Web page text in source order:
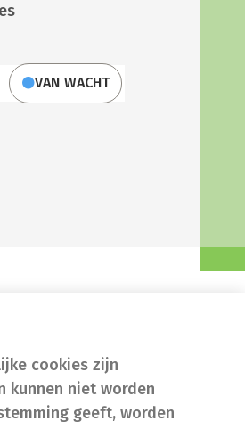
cookies zijn
kunnen niet worden
geeft, worden
VAN WACHT